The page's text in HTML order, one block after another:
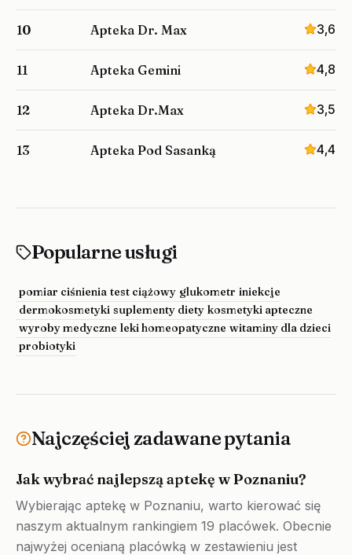
10 Apteka Dr. Max 3,6
11 Apteka Gemini 4,8
12 Apteka Dr.Max 3,5
13 Apteka Pod Sasanką 4,4
Popularne usługi
pomiar ciśnienia test ciążowy glukometr iniekcje
dermokosmetyki suplementy diety kosmetyki apteczne
wyroby medyczne leki homeopatyczne witaminy dla dzieci
probiotyki
Najczęściej zadawane pytania
Jak wybrać najlepszą aptekę w Poznaniu?
Wybierając aptekę w Poznaniu, warto kierować się
naszym aktualnym rankingiem 19 placówek. Obecnie
najwyżej ocenianą placówką w zestawieniu jest